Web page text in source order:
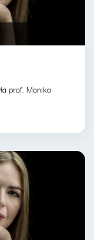
prof. Monika